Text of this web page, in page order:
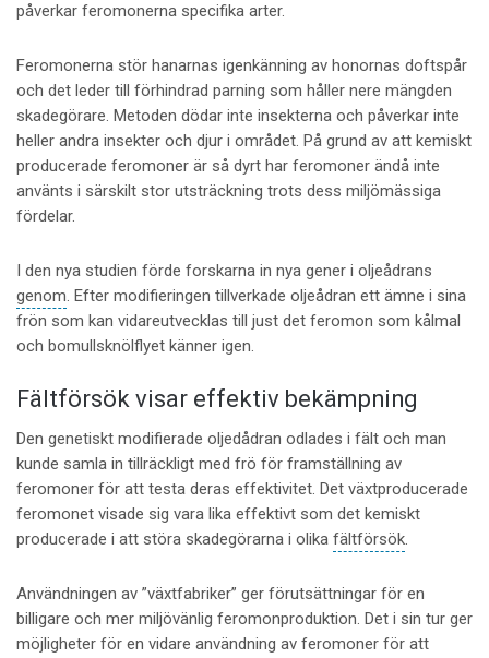
påverkar feromonerna specifika arter.
Feromonerna stör hanarnas igenkänning av honornas doftspår
och det leder till förhindrad parning som håller nere mängden
skadegörare. Metoden dödar inte insekterna och påverkar inte
heller andra insekter och djur i området. På grund av att kemiskt
producerade feromoner är så dyrt har feromoner ändå inte
använts i särskilt stor utsträckning trots dess miljömässiga
fördelar.
I den nya studien förde forskarna in nya gener i oljeådrans
genom . Efter modifieringen tillverkade oljeådran ett ämne i sina
frön som kan vidareutvecklas till just det feromon som kålmal
och bomullsknölflyet känner igen.
Fältförsök visar effektiv bekämpning
Den genetiskt modifierade oljedådran odlades i fält och man
kunde samla in tillräckligt med frö för framställning av
feromoner för att testa deras effektivitet. Det växtproducerade
feromonet visade sig vara lika effektivt som det kemiskt
producerade i att störa skadegörarna i olika fältförsök.
Användningen av ”växtfabriker” ger förutsättningar för en
billigare och mer miljövänlig feromonproduktion. Det i sin tur ger
möjligheter för en vidare användning av feromoner för att